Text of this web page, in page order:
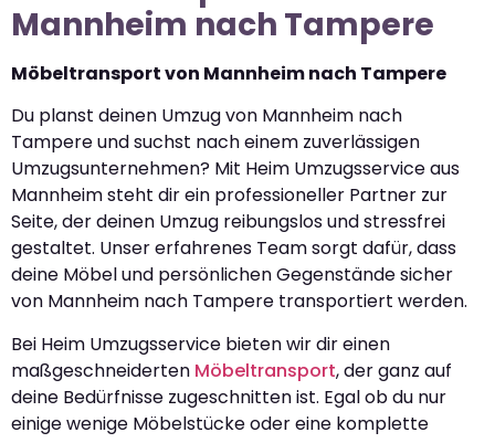
Mannheim nach Tampere
Möbeltransport von Mannheim nach Tampere
Du planst deinen Umzug von Mannheim nach
Tampere und suchst nach einem zuverlässigen
Umzugsunternehmen? Mit Heim Umzugsservice aus
Mannheim steht dir ein professioneller Partner zur
Seite, der deinen Umzug reibungslos und stressfrei
gestaltet. Unser erfahrenes Team sorgt dafür, dass
deine Möbel und persönlichen Gegenstände sicher
von Mannheim nach Tampere transportiert werden.
Bei Heim Umzugsservice bieten wir dir einen
maßgeschneiderten Möbeltransport, der ganz auf
deine Bedürfnisse zugeschnitten ist. Egal ob du nur
einige wenige Möbelstücke oder eine komplette